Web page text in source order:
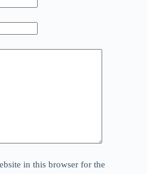
in this browser for the